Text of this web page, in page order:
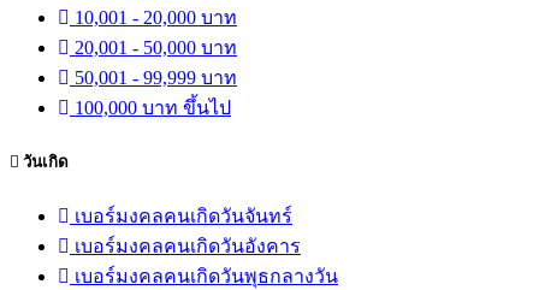
10,001 - 20,000 บาท
20,001 - 50,000 บาท
50,001 - 99,999 บาท
100,000 บาท ขึ้นไป
วันเกิด
เบอร์มงคลคนเกิดวันจันทร์
เบอร์มงคลคนเกิดวันอังคาร
เบอร์มงคลคนเกิดวันพุธกลางวัน